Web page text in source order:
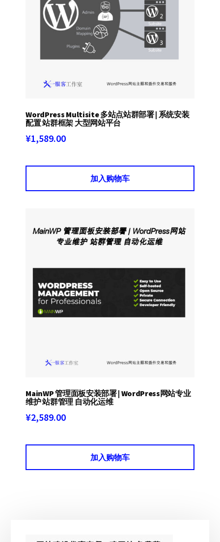
WordPress Multisite 多站点站群部署 | 系统安装
配置 站群框架 大型网站平台
¥1,589.00
加入购物车
MainWP 管理面板安装部署 | WordPress网站专业
维护 站群管理 自动化运维
¥2,589.00
加入购物车